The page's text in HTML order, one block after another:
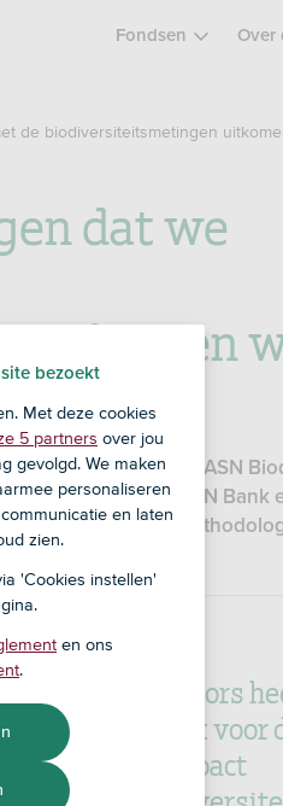
Fondsen Over
de biodiversiteitsmetingen
dat we
uitkomen
de impact van het ASN
van ASN Bank
hebben zij de
natuur.’
Impact Investors
meetmethodiek voor
bezoekt
Met deze cookies
5 partners over jou
gevolgd. We maken
personaliseren
en laten
zien.
'Cookies instellen'
en ons
.